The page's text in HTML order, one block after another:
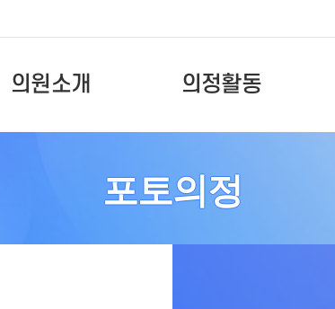
의원소개 의정활동
포토의정